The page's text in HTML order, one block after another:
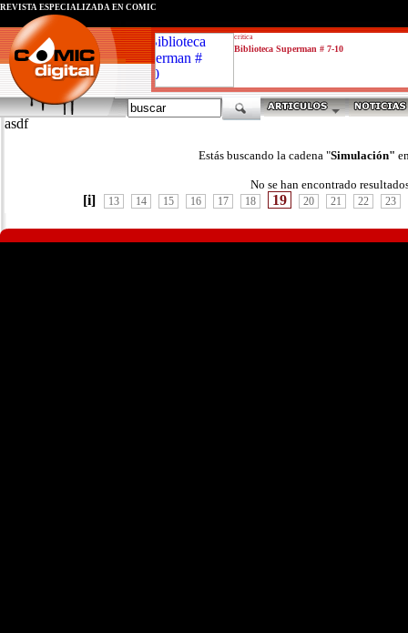
critica
Biblioteca Superman # 7-10
REVISTA ESPECIALIZADA EN CÓMIC
asdf
Estás buscando la cadena "Simulación"
No se han encontrado
[i] 13 14 15 16 17 18 19 20 21 22 23